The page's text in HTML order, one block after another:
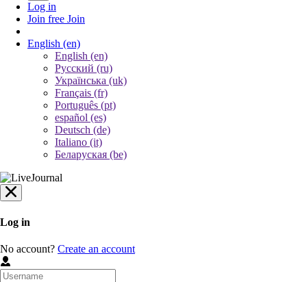
Log in
Join free Join
English (en)
English (en)
Русский (ru)
Українська (uk)
Français (fr)
Português (pt)
español (es)
Deutsch (de)
Italiano (it)
Беларуская (be)
Log in
No account? Create an account